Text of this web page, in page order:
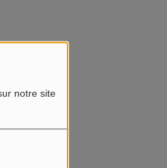
notre site